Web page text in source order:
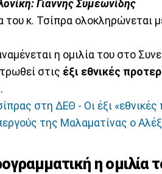
Γιάννης Συμεωνίδης
κ. Τσίπρα ολοκληρώνεται
η ομιλία του στο
στις έξι εθνικές
στη ΔΕΘ - Οι έξι
της Μαλαματίνας ο
η ομιλία